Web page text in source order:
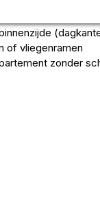
of vliegenramen
zonder